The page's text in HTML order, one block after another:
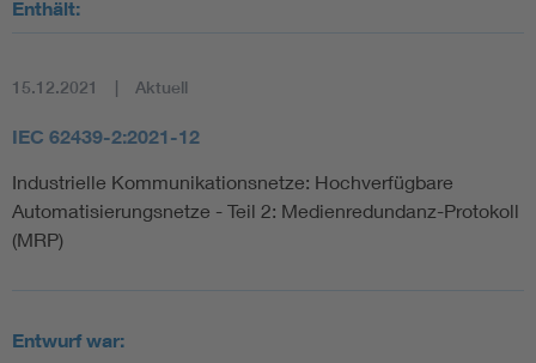
Enthält:
15.12.2021 Aktuell
IEC 62439-2:2021-12
Industrielle Kommunikationsnetze: Hochverfügbare
Automatisierungsnetze - Teil 2: Medienredundanz-Protokoll
(MRP)
Entwurf war: